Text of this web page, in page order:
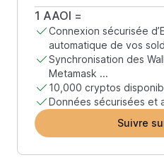
1 AAOI =
Connexion sécurisée
automatique de vos
Synchronisation des
Metamask ...
10,000 cryptos
Données sécurisées et
Suivre